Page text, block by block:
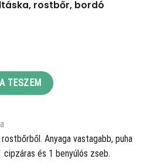
rostbőr, bordó
bordó mennyiség
TESZEM
Anyaga vastagabb, puha
és 1 benyúlós zseb.